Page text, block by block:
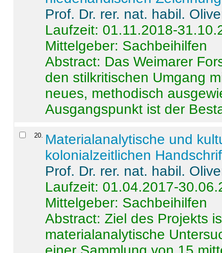
Prof. Dr. rer. nat. habil.
Laufzeit: 01.11.2018-
Mittelgeber: Sachbeihilfen
Abstract: Das Weimarer
den stilkritischen Umgang
neues, methodisch
Ausgangspunkt ist der
20
Materialanalytische und
kolonialzeitlichen
Prof. Dr. rer. nat. habil.
Laufzeit: 01.04.2017-
Mittelgeber: Sachbeihilfen
Abstract:Ziel des Projekts
materialanalytische